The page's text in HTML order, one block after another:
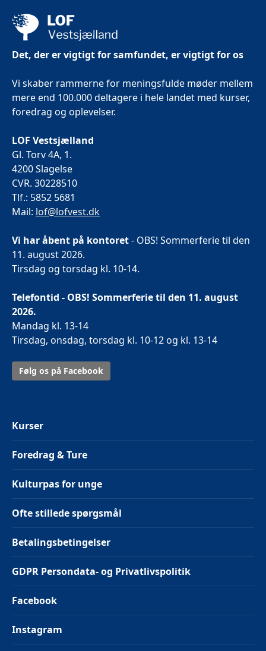
Det, der er vigtigt for samfundet, er vigtigt for os
Vi skaber rammerne for meningsfulde møder mellem
mere end 100.000 deltagere i hele landet med kurser,
foredrag og oplevelser.
LOF Vestsjælland
Gl. Torv 4A, 1.
4200 Slagelse
CVR. 30228510
Tlf.: 5852 5681
Mail: lof@lofvest.dk
Vi har åbent på kontoret- OBS! Sommerferie til den
11. august 2026.
Tirsdag og torsdag kl. 10-14.
Telefontid - OBS! Sommerferie til den 11. august
2026.
Mandag kl. 13-14
Tirsdag, onsdag, torsdag kl. 10-12 og kl. 13-14
Følg os på Facebook
Kurser
Foredrag & Ture
Kulturpas for unge
Ofte stillede spørgsmål
Betalingsbetingelser
GDPR Persondata- og Privatlivspolitik
Facebook
Instagram